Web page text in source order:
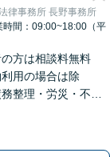
律事務所 長野事務所
時間：09:00~18:00（平
の方は相談料無料
利用の場合は除
整理・労災・不貞